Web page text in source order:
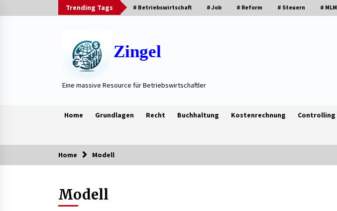
to
Trending Tags # Betriebswirtschaft # Job # Reform # Steuern # MLM
Zingel
Eine massive Resource für Betriebswirtschaftler
Home Grundlagen Recht Buchhaltung Kostenrechnung Controlling
Trending Now
Home Modell
Modell